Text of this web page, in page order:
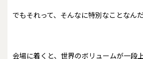
でもそれって、そんなに特別なことなんだ
会場に着くと、世界のボリュームが一段